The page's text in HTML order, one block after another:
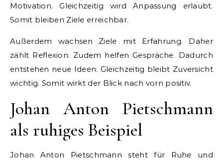
Motivation. Gleichzeitig wird Anpassung erlaubt.
Somit bleiben Ziele erreichbar.
Außerdem wachsen Ziele mit Erfahrung. Daher
zählt Reflexion. Zudem helfen Gespräche. Dadurch
entstehen neue Ideen. Gleichzeitig bleibt Zuversicht
wichtig. Somit wirkt der Blick nach vorn positiv.
Johan Anton Pietschmann
als ruhiges Beispiel
Johan Anton Pietschmann steht für Ruhe und